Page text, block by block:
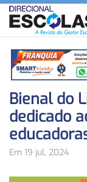
Bienal do
dedicado
Em 19 jul, 2024